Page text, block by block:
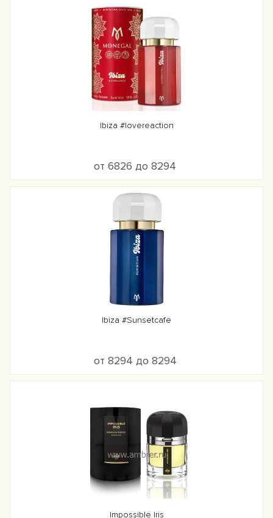
Ibiza #lovereaction
от 6826 до 8294
Ibiza #Sunsetcafe
от 8294 до 8294
Impossible Iris